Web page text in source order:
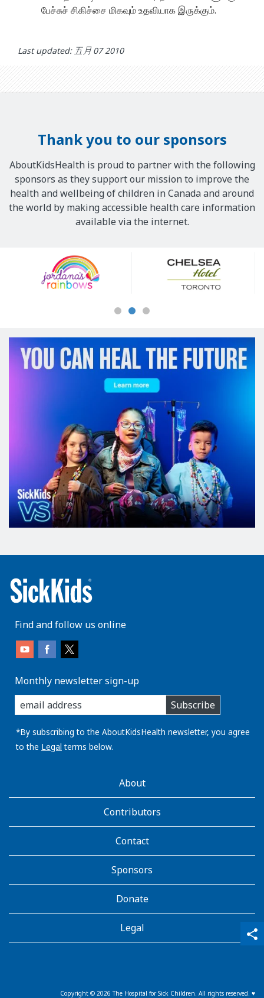
share
qr_code_scanner
content_copy
பேச்சுச் சிகிச்சை மிகவும் உதவியாக இருக்கும்.
Last updated: 五月 07 2010
Thank you to our sponsors
AboutKidsHealth is proud to partner with the following
sponsors as they support our mission to improve the
health and wellbeing of children in Canada and around
the world by making accessible health care information
available via the internet.
Sponsors
Find and follow us online
Monthly newsletter sign-up
enter
you
email
address:
Subscribe
*By subscribing to the AboutKidsHealth newsletter, you agree
to the Legal terms below.
AboutKidsHealthAbout
Contributors
Contact
Sponsors
Donate
Legal
Copyright © 2026 The Hospital for Sick Children. All rights reserved. ♥